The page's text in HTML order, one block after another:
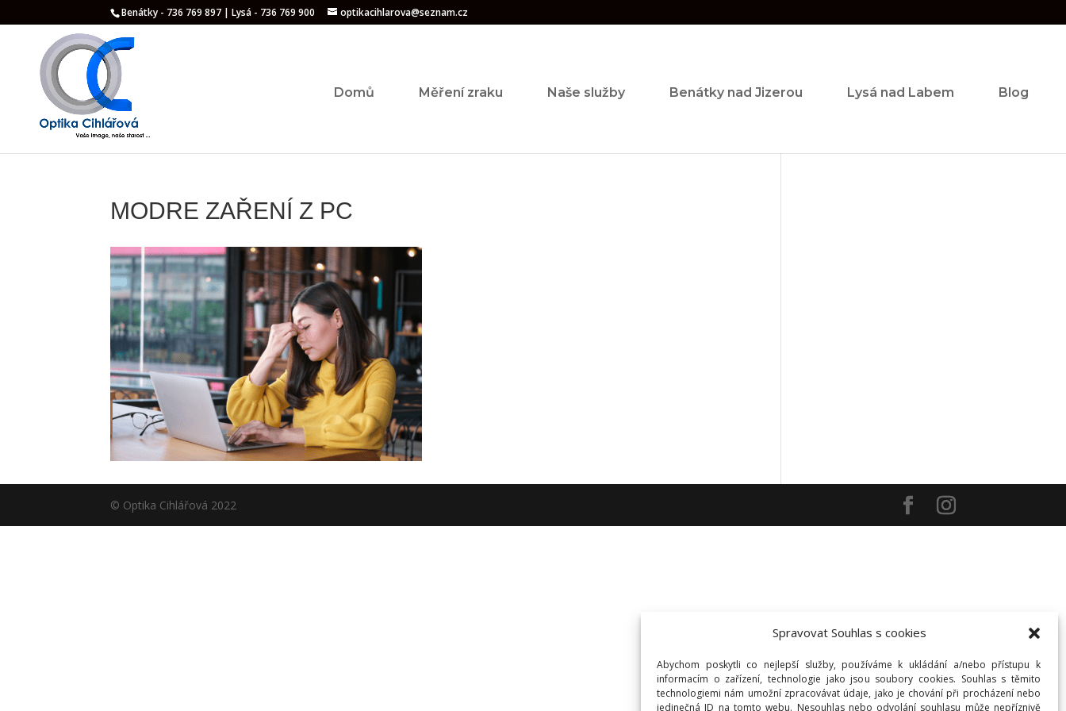
Spravovat Souhlas s cookies
Abychom poskytli co nejlepší služby, používáme k ukládání a/nebo přístupu k
informacím o zařízení, technologie jako jsou soubory cookies. Souhlas s těmito
technologiemi nám umožní zpracovávat údaje, jako je chování při procházení nebo
jedinečná ID na tomto webu. Nesouhlas nebo odvolání souhlasu může nepříznivě
Benátky - 736 769 897 | Lysá - 736 769 900 optikacihlarova@seznam.cz
Domů Měření zraku Naše služby Benátky nad Jizerou Lysá nad Labem Blog
MODRE ZAŘENÍ Z PC
© Optika Cihlářová 2022